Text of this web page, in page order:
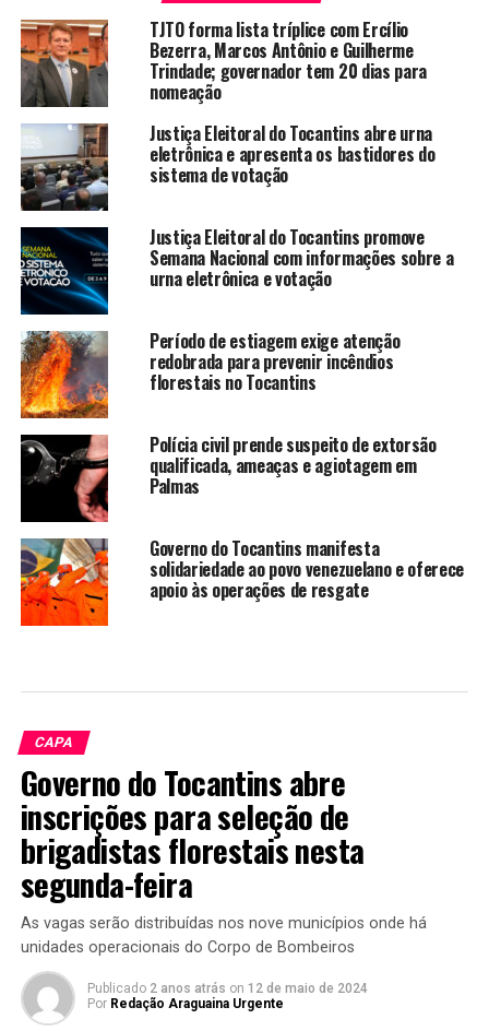
TJTO forma lista tríplice com Ercílio
Bezerra, Marcos Antônio e Guilherme
Trindade; governador tem 20 dias para
nomeação
Justiça Eleitoral do Tocantins abre urna
eletrônica e apresenta os bastidores do
sistema de votação
Justiça Eleitoral do Tocantins promove
Semana Nacional com informações sobre a
urna eletrônica e votação
Período de estiagem exige atenção
redobrada para prevenir incêndios
florestais no Tocantins
Polícia civil prende suspeito de extorsão
qualificada, ameaças e agiotagem em
Palmas
Governo do Tocantins manifesta
solidariedade ao povo venezuelano e oferece
apoio às operações de resgate
CAPA
Governo do Tocantins abre
inscrições para seleção de
brigadistas florestais nesta
segunda-feira
As vagas serão distribuídas nos nove municípios onde há
unidades operacionais do Corpo de Bombeiros
Publicado 2 anos atrás on 12 de maio de 2024
Por Redação Araguaina Urgente